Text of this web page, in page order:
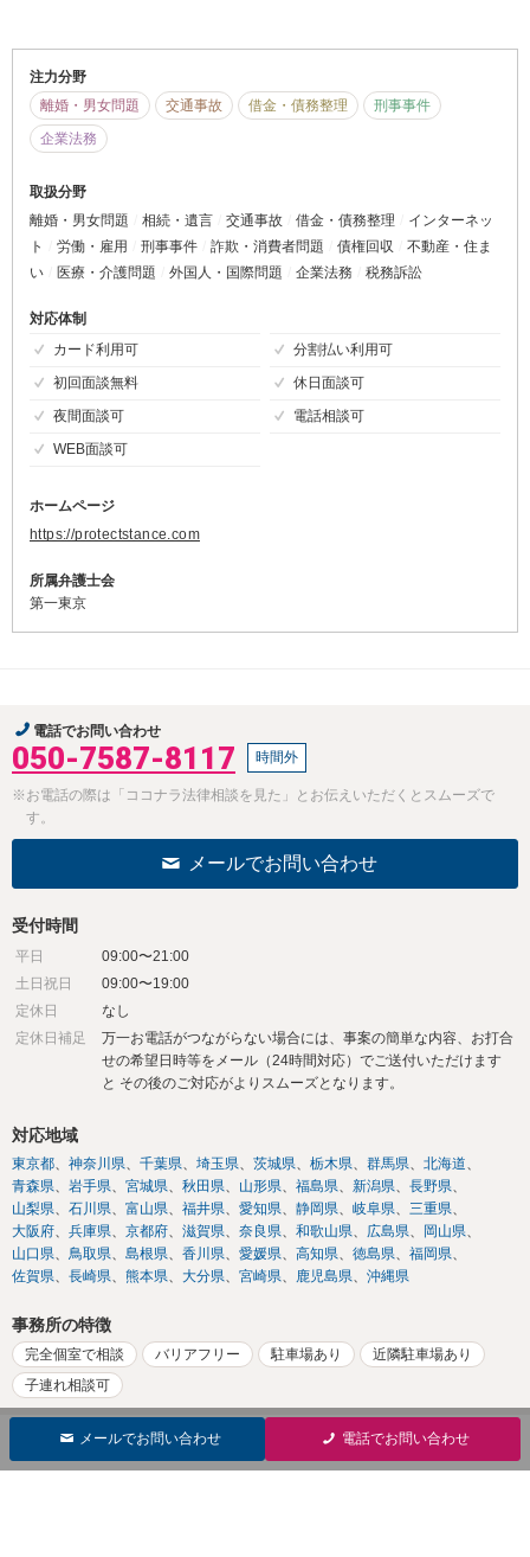
注力分野
離婚・男女問題
交通事故 借金・債務整理
刑事事件
企業法務
取扱分野
離婚・男女問題
相続・遺言 交通事故 借金・債務整理
インターネッ
ト
労働・雇用 刑事事件 詐欺・消費者問題 債権回収
不動産・住ま
い
医療・介護問題 外国人・国際問題 企業法務 税務訴訟
対応体制
カード利用可
分割払い利用可
初回面談無料
休日面談可
夜間面談可
電話相談可
WEB面談可
ホームページ
https://protectstance.com
所属弁護士会
第一東京
電話でお問い合わせ
050-7587-8117 時間外
※お電話の際は「ココナラ法律相談を見た」とお伝えいただくとスムーズで
す。
メールでお問い合わせ
受付時間
平日
09:00〜21:00
土日祝日
09:00〜19:00
定休日
なし
定休日補足
万一お電話がつながらない場合には、事案の簡単な内容、お打合
せの希望日時等をメール（24時間対応）でご送付いただけます
と その後のご対応がよりスムーズとなります。
対応地域
東京都 神奈川県 千葉県 埼玉県 茨城県 栃木県 群馬県
北海道
青森県
岩手県 宮城県 秋田県 山形県 福島県 新潟県
長野県
山梨県
石川県 富山県 福井県 愛知県 静岡県 岐阜県
三重県
大阪府
兵庫県 京都府 滋賀県 奈良県 和歌山県 広島県
岡山県
山口県
鳥取県 島根県 香川県 愛媛県 高知県 徳島県
福岡県
佐賀県
長崎県 熊本県 大分県 宮崎県 鹿児島県 沖縄県
事務所の特徴
完全個室で相談 バリアフリー 駐車場あり
近隣駐車場あり
子連れ相談可
メールでお問い合わせ 電話でお問い合わせ